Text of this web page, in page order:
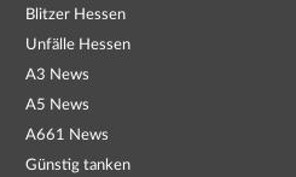
Blitzer Hessen
Unfälle Hessen
A3 News
A5 News
A661 News
Günstig tanken